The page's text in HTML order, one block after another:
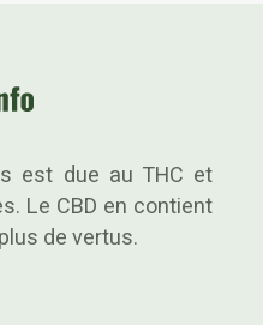
est due au THC et
Le CBD en contient
de vertus.